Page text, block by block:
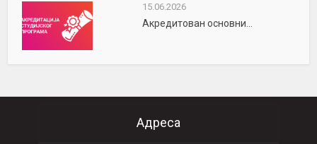
15.06.2026
Акредитован основни...
Адреса